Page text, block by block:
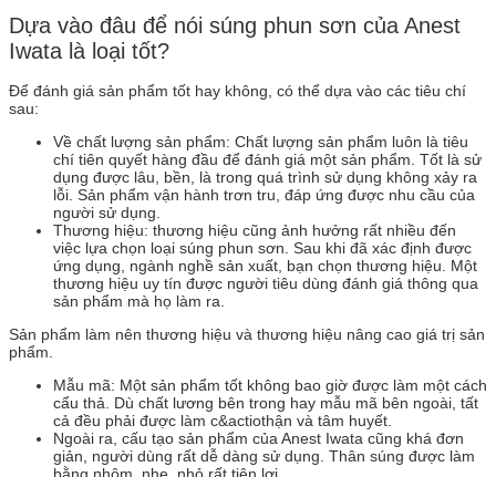
Dựa vào đâu để nói súng phun sơn của Anest
Iwata là loại tốt?
Để đánh giá sản phẩm tốt hay không, có thể dựa vào các tiêu chí
sau:
Về chất lượng sản phẩm: Chất lượng sản phẩm luôn là tiêu
chí tiên quyết hàng đầu để đánh giá một sản phẩm. Tốt là sử
dụng được lâu, bền, là trong quá trình sử dụng không xảy ra
lỗi. Sản phẩm vận hành trơn tru, đáp ứng được nhu cầu của
người sử dụng.
Thương hiệu: thương hiệu cũng ảnh hưởng rất nhiều đến
việc lựa chọn loại súng phun sơn. Sau khi đã xác định được
ứng dụng, ngành nghề sản xuất, bạn chọn thương hiệu. Một
thương hiệu uy tín được người tiêu dùng đánh giá thông qua
sản phẩm mà họ làm ra.
Sản phẩm làm nên thương hiệu và thương hiệu nâng cao giá trị sản
phẩm.
Mẫu mã: Một sản phẩm tốt không bao giờ được làm một cách
cẩu thả. Dù chất lương bên trong hay mẫu mã bên ngoài, tất
cả đều phải được làm c&actiothận và tâm huyết.
Ngoài ra, cấu tạo sản phẩm của Anest Iwata cũng khá đơn
giản, người dùng rất dễ dàng sử dụng. Thân súng được làm